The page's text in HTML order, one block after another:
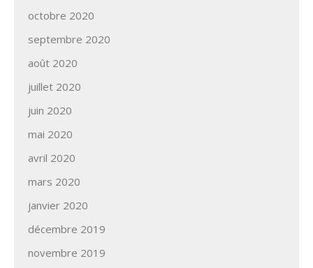
octobre 2020
septembre 2020
août 2020
juillet 2020
juin 2020
mai 2020
avril 2020
mars 2020
janvier 2020
décembre 2019
novembre 2019